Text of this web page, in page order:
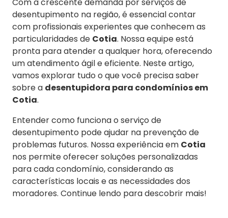
Com a crescente demanda por serviços de
desentupimento na região, é essencial contar
com profissionais experientes que conhecem as
particularidades de Cotia. Nossa equipe está
pronta para atender a qualquer hora, oferecendo
um atendimento ágil e eficiente. Neste artigo,
vamos explorar tudo o que você precisa saber
sobre a desentupidora para condomínios em
Cotia.
Entender como funciona o serviço de
desentupimento pode ajudar na prevenção de
problemas futuros. Nossa experiência em Cotia
nos permite oferecer soluções personalizadas
para cada condomínio, considerando as
características locais e as necessidades dos
moradores. Continue lendo para descobrir mais!